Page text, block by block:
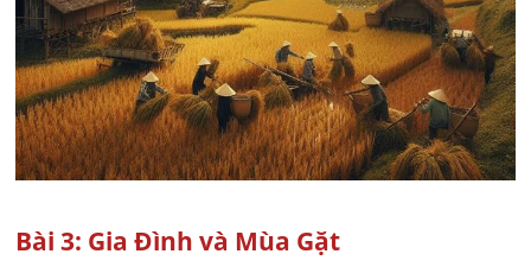
Bài 3: Gia Đình và Mùa Gặt